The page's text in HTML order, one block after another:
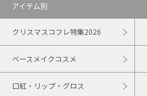
アイテム別
クリスマスコフレ特集2026
ベースメイクコスメ
口紅・リップ・グロス